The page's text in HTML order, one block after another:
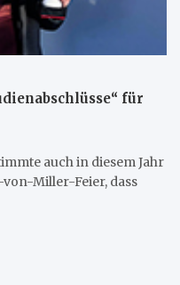
für
auch in diesem Jahr
Miller-Feier, dass